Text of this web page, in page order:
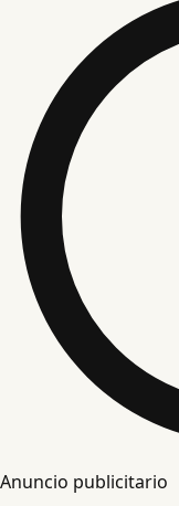
Anuncio publicitario